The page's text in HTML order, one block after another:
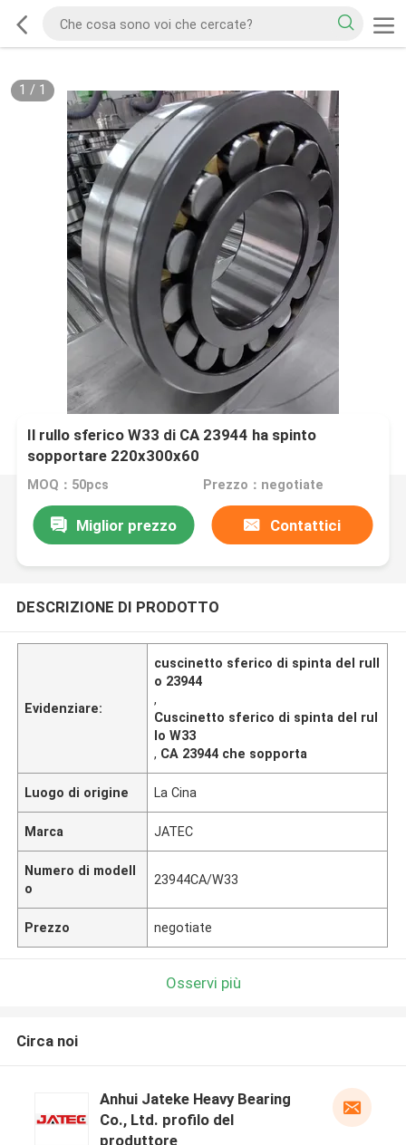
1 / 1
Il rullo sferico W33 di CA 23944 ha spinto
sopportare 220x300x60
MOQ：50pcs Prezzo：negotiate
Miglior prezzo Contattici
DESCRIZIONE DI PRODOTTO
Evidenziare:
cuscinetto sferico di spinta del rull
o 23944
,
Cuscinetto sferico di spinta del rul
lo W33
, CA 23944 che sopporta
Luogo di origine La Cina
Marca JATEC
Numero di modell
o
23944CA/W33
Prezzo negotiate
Osservi più
Circa noi
Anhui Jateke Heavy Bearing
Co., Ltd. profilo del
produttore